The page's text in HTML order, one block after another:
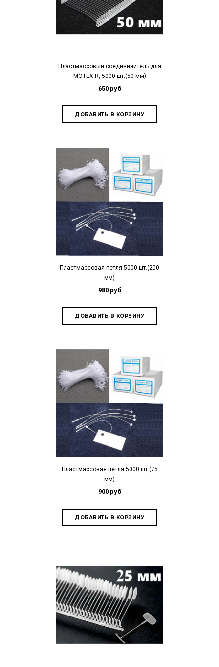
Пластмассовый соедининитель для
MOTEX R, 5000 шт.(50 мм)
650 руб
Пластмассовая петля 5000 шт.(200
мм)
980 руб
Пластмассовая петля 5000 шт.(75
мм)
900 руб